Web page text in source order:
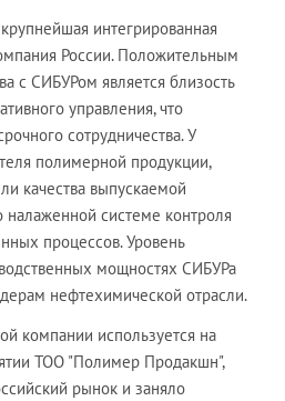
интегрированная
России. Положительным
с СИБУРом является близость
управления, что
сотрудничества. У
полимерной продукции,
качества выпускаемой
налаженной системе контроля
процессов. Уровень
мощностях СИБУРа
нефтехимической отрасли.
компании используется на
ТОО "Полимер Продакшн",
рынок и заняло